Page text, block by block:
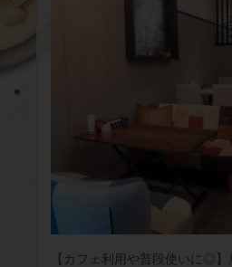
【カフェ利用や普段使いに◎】